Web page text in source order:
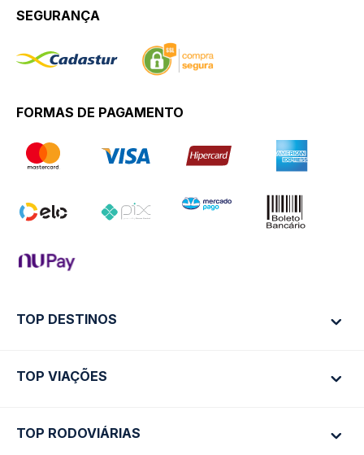
SEGURANÇA
FORMAS DE PAGAMENTO
TOP DESTINOS
Ônibus Rio de Janeiro
Ônibus São Paulo
TOP VIAÇÕES
Passagens Cometa
TOP RODOVIÁRIAS